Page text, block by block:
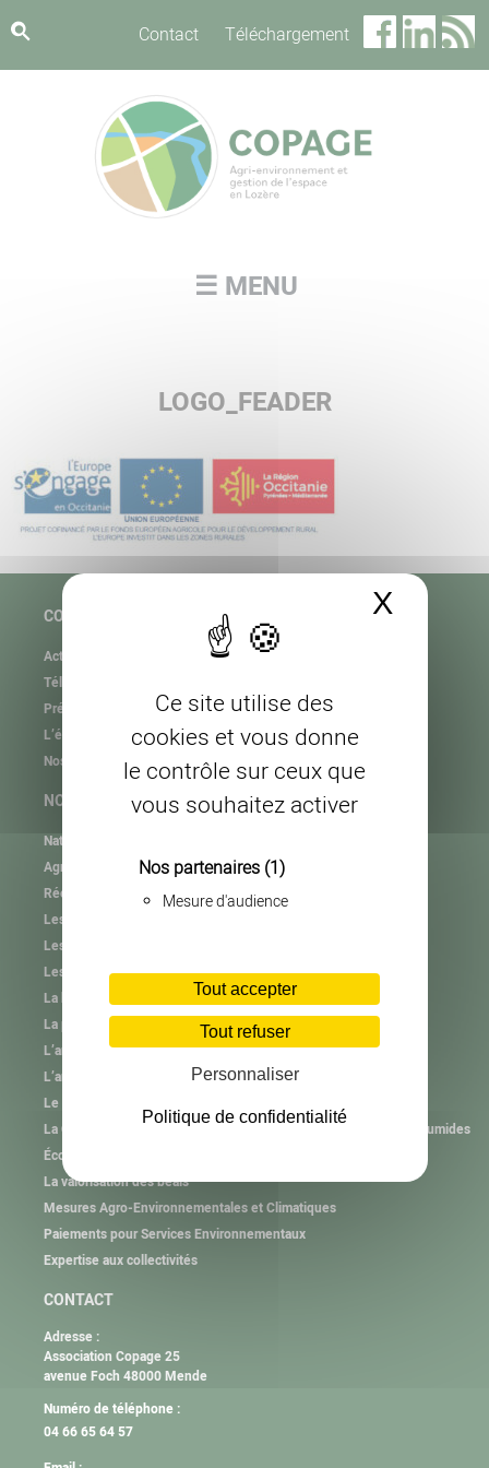
Ce site utilise des
cookies et vous donne
le contrôle sur ceux que
vous souhaitez activer
Nos partenaires (1)
Mesure d'audience
Tout accepter
Tout refuser
Personnaliser
Politique de confidentialité
X
Contact Téléchargement
☰ MENU
LOGO_FEADER
COPAGE
Actualités
Téléchargement
Présentation de l’association
L’équipe
Nos partenaires
NOS MISSIONS
Natura 2000
Agrifaune
RéeL CPIE de Lozère
Les plastiques agricoles
Les autres collectes
Les consignes de tri
La haie et l’arbre hors forêt
La plantation et l’animation
L’animation des Groupements Pastoraux
L’animation des Associations Foncières Pastorales
Le brûlage pastoral
La Cellule d’Assistance Technique aux gestionnaires de Zones Humides
Économies d’eau
La valorisation des béals
Mesures Agro-Environnementales et Climatiques
Paiements pour Services Environnementaux
Expertise aux collectivités
CONTACT
Adresse :
Association Copage 25
avenue Foch 48000 Mende
Numéro de téléphone :
04 66 65 64 57